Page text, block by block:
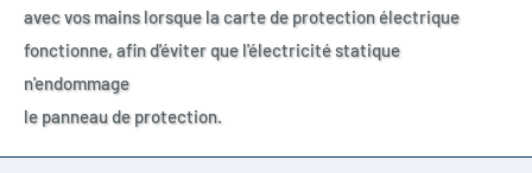
avec vos mains lorsque la carte de protection électrique
fonctionne, afin d'éviter que l'électricité statique
n'endommage
le panneau de protection.